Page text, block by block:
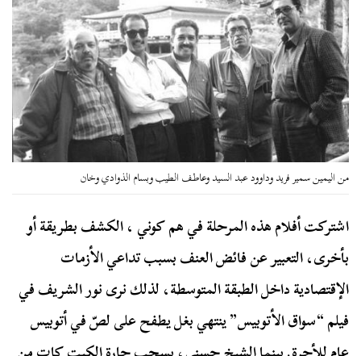
من اليمين سمير فريد وداوود عبد السيد وعاطف الطيب وبسام الذوادي وخان
اشتركت أفلام هذه المرحلة في هم كوني ، الكشف بطريقة أو
بأخرى، التعبير عن فائض العنف بسبب تداعي الأزمات
الإقتصادية داخل الطبقة المتوسطة، لذلك نرى نور الشريف في
فيلم “سواق الأتوبيس” ينتهي بغل يطفح على لصّ في أتوبيس